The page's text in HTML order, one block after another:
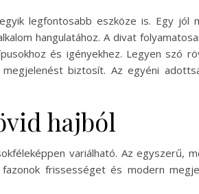
legfontosabb eszköze is. Egy jól
hangulatához. A divat
és igényekhez. Legyen szó
biztosít. Az egyéni
hajból
variálható. Az egyszerű,
frissességet és modern